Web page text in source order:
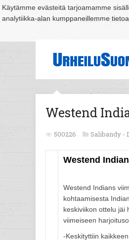
Käytämme evästeitä tarjoamamme
analytiikka-alan kumppaneillemme
Suomi Espoo Helsinki
Westend
500226 Salibandy -
Westend
Westend Indians
kohtaamisesta
keskiviikon ottelu jäi
viimeiseen
-Keskityttiin